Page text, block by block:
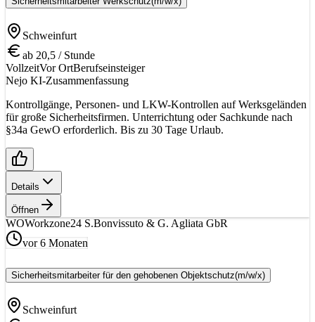
Schweinfurt
ab 20,5 / Stunde
VollzeitVor OrtBerufseinsteiger
Nejo KI-Zusammenfassung
Kontrollgänge, Personen- und LKW-Kontrollen auf Werksgeländen
für große Sicherheitsfirmen. Unterrichtung oder Sachkunde nach
§34a GewO erforderlich. Bis zu 30 Tage Urlaub.
Details
Öffnen
WOWorkzone24 S.Bonvissuto & G. Agliata GbR
vor 6 Monaten
Sicherheitsmitarbeiter für den gehobenen Objektschutz(m/w/x)
Schweinfurt